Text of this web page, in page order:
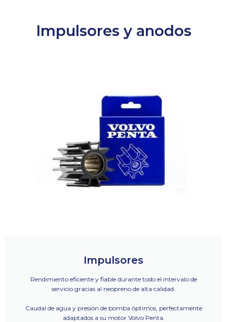
Impulsores y anodos
Impulsores
Rendimiento eficiente y fiable durante todo el intervalo de
servicio gracias al neopreno de alta calidad.
Caudal de agua y presión de bomba óptimos, perfectamente
adaptados a su motor Volvo Penta.